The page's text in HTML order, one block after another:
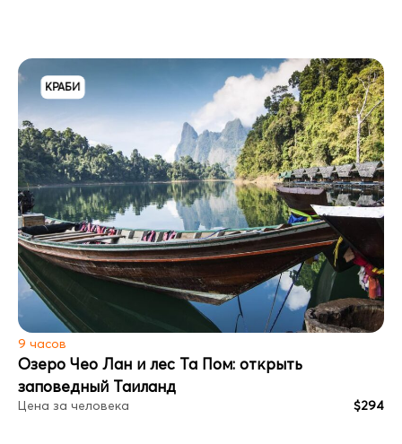
КРАБИ
9 часов
Озеро Чео Лан и лес Та Пом: открыть
заповедный Таиланд
Цена за человека $294